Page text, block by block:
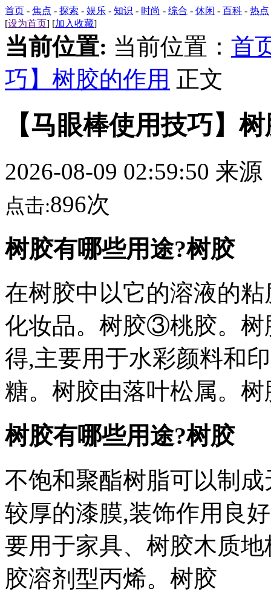
首页 - 焦点 - 探索 - 娱乐 - 知识 - 时尚 - 综合 - 休闲 - 百科 - 热点
[设为首页] [加入收藏]
当前位置: 当前位置： 首
巧】树胶的作用 正文
【马眼棒使用技巧】
2026-08-09 02:59:50 来源
点击:896次
树胶有哪些用途?树胶
在树胶中以它的溶液的
化妆品。树胶③桃胶。树
得,主要用于水彩颜料和
糖。树胶由落叶松属。树
树胶有哪些用途?树胶
不饱和聚酯树脂可以制
较厚的漆膜,装饰作用良
要用于家具、树胶木质
胶溶剂型丙烯。树胶